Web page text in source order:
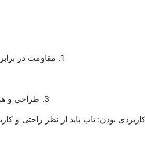
1. مقاومت در برابر شرایط جوی: انتخاب موادی که مقاوم در برابر باران، باد، آفتاب و تغییرات دما باشند بسیار مهم است.
3. طراحی و هماهنگی: مصالح باید با طراحی و دکوراسیون ویلا هماهنگ باشند و به زیبایی فضای خارجی افزوده شوند.